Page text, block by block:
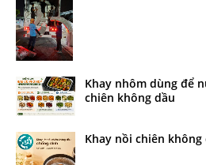
Khay nhôm dùng để
chiên không dầu
Khay nồi chiên